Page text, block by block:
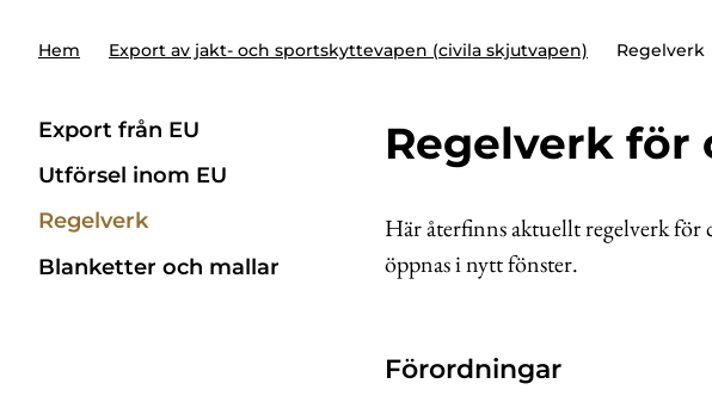
Hem Export av jakt- och sportskyttevapen (civila skjutvapen) Regelverk
Export från EU
Utförsel inom EU
Regelverk
Blanketter och mallar
Regelverk för
Här återfinns aktuellt regelverk
öppnas i nytt fönster.
Förordningar